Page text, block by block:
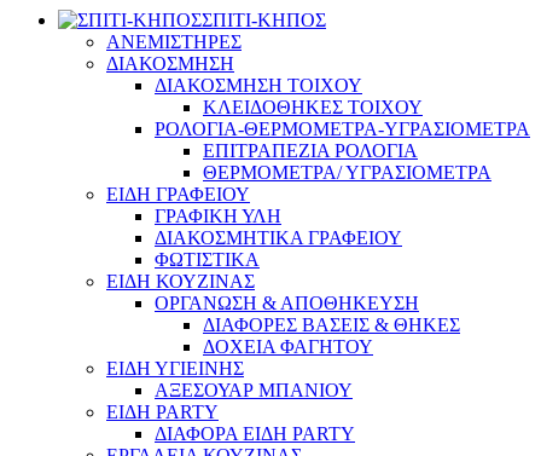
ΣΠΙΤΙ-ΚΗΠΟΣ
ΑΝΕΜΙΣΤΗΡΕΣ
ΔΙΑΚΟΣΜΗΣΗ
ΔΙΑΚΟΣΜΗΣΗ ΤΟΙΧΟΥ
ΚΛΕΙΔΟΘΗΚΕΣ ΤΟΙΧΟΥ
ΡΟΛΟΓΙΑ-ΘΕΡΜΟΜΕΤΡΑ-ΥΓΡΑΣΙΟΜΕΤΡΑ
ΕΠΙΤΡΑΠΕΖΙΑ ΡΟΛΟΓΙΑ
ΘΕΡΜΟΜΕΤΡΑ/ ΥΓΡΑΣΙΟΜΕΤΡΑ
ΕΙΔΗ ΓΡΑΦΕΙΟΥ
ΓΡΑΦΙΚΗ ΥΛΗ
ΔΙΑΚΟΣΜΗΤΙΚΑ ΓΡΑΦΕΙΟΥ
ΦΩΤΙΣΤΙΚΑ
ΕΙΔΗ ΚΟΥΖΙΝΑΣ
ΟΡΓΑΝΩΣΗ & ΑΠΟΘΗΚΕΥΣΗ
ΔΙΑΦΟΡΕΣ ΒΑΣΕΙΣ & ΘΗΚΕΣ
ΔΟΧΕΙΑ ΦΑΓΗΤΟΥ
ΕΙΔΗ ΥΓΙΕΙΝΗΣ
ΑΞΕΣΟΥΑΡ ΜΠΑΝΙΟΥ
ΕΙΔΗ PARTY
ΔΙΑΦΟΡΑ ΕΙΔΗ PARTY